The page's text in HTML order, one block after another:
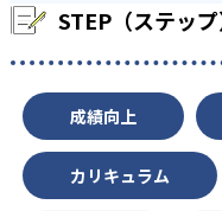
一橋大学 11
15
早稲田大学 236
慶應義塾大学
STEP（ステッ
成績向上
カリキュラム